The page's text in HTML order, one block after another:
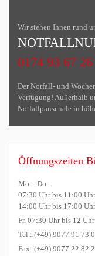
Wir stehen Ihnen rund
0174 93 67
Der Notfall- und
Verfügung! Außerhalb
Notfallpauschale in
Öffnungszeiten
Mo. - Do.
07:30 Uhr bis 11:00 Uhr
14:00 Uhr bis 17:00 Uhr
Fr. 07:30 Uhr bis 12 Uhr
Tel.: (+49) 9077 91 73 0
Fax: (+49) 9077 22 82